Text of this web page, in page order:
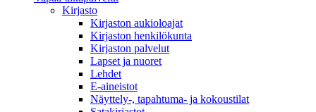
Kirjasto
Kirjaston aukioloajat
Kirjaston henkilökunta
Kirjaston palvelut
Lapset ja nuoret
Lehdet
E-aineistot
Näyttely-, tapahtuma- ja kokoustilat